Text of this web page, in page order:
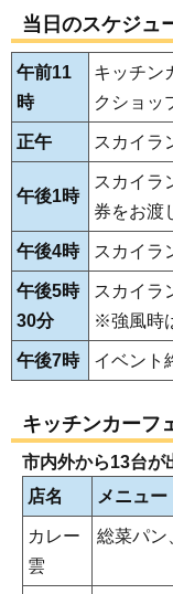
当日のスケジュ
午前11
時
キッチン
クショッ
正午 スカイラ
午後1時
スカイラ
券をお渡
午後4時 スカイラ
午後5時
30分
スカイラ
※強風時
午後7時 イベント
キッチンカーフ
市内外から13台が
店名
メニュー
カレー
雲
総菜パン